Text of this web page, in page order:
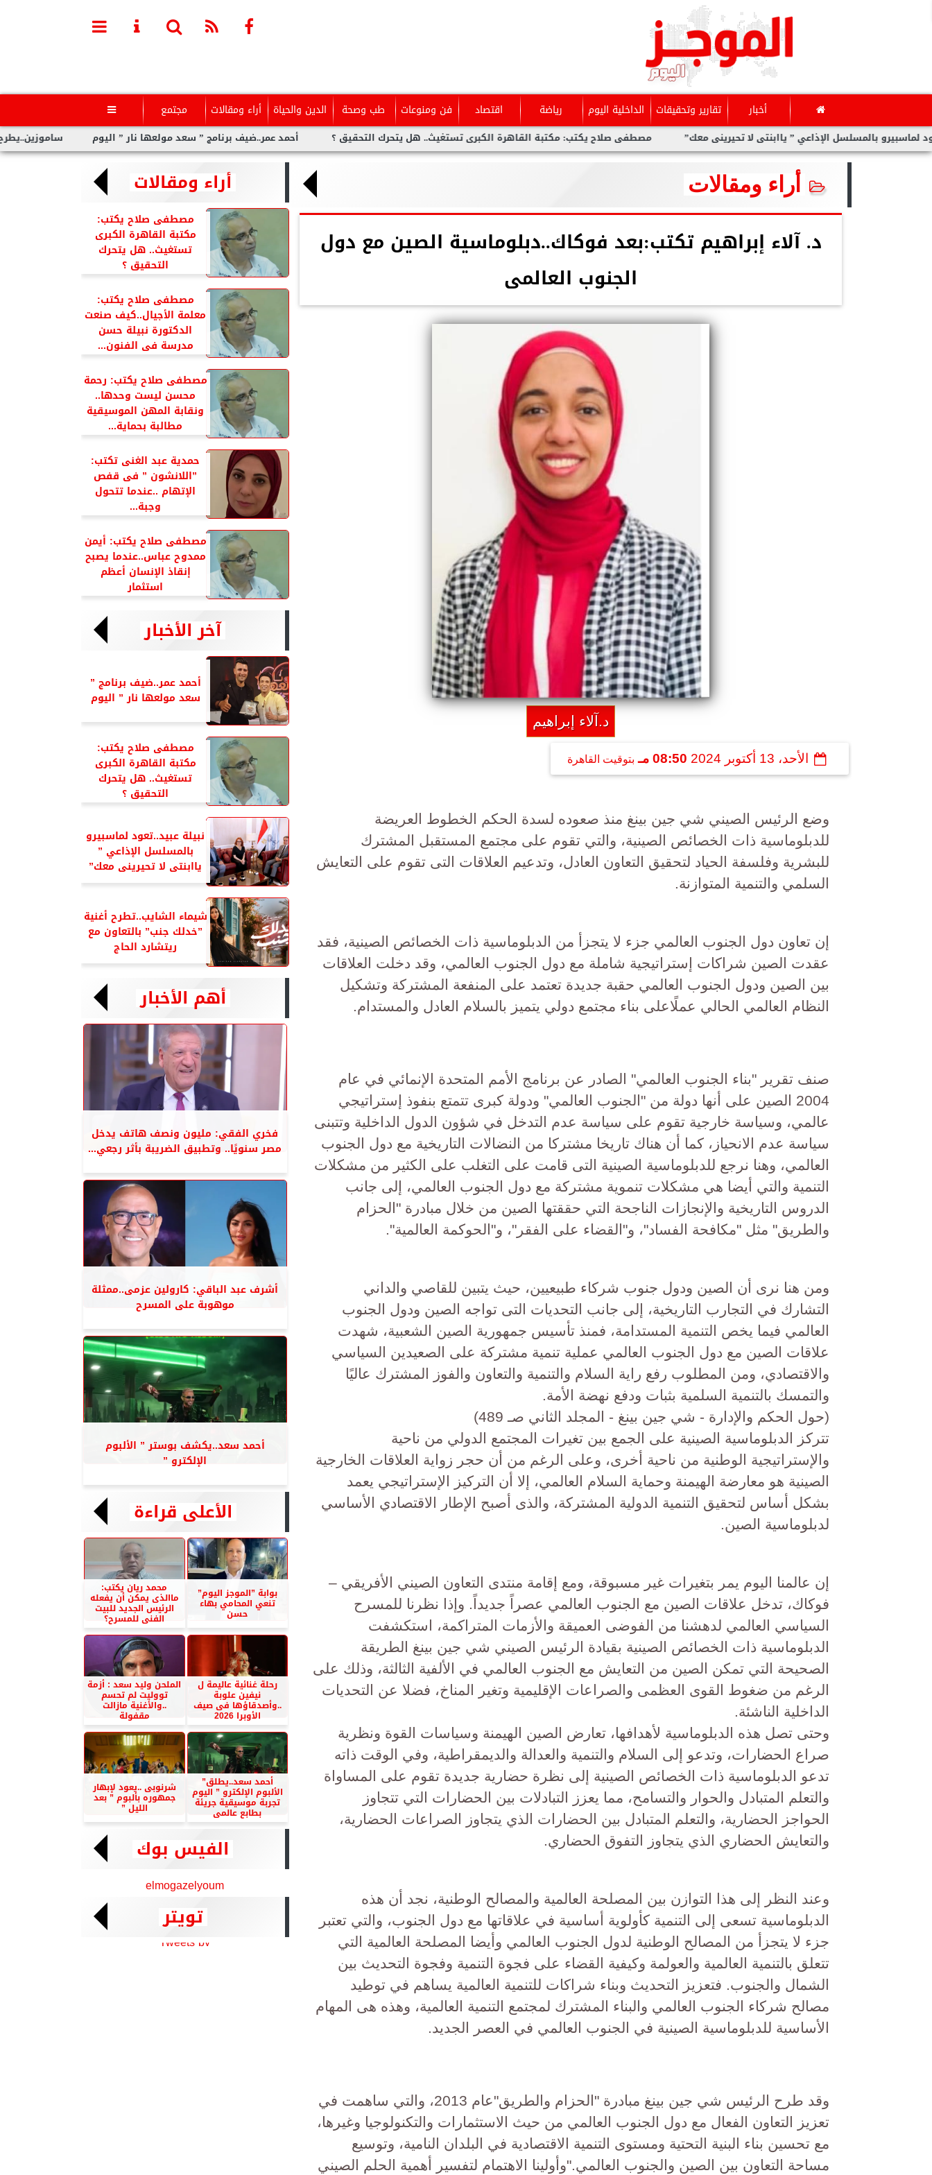
أخبار تقارير وتحقيقات الداخلية اليوم رياضة اقتصاد فن ومنوعات طب وصحة الدين والحياة أراء ومقالات مجتمع 
ساموزين..يطرح ” عيشنى” أحمد عمر..ضيف برنامج ” سعد مولعها نار ” اليوم مصطفى صلاح يكتب: مكتبة القاهرة الكبرى تستغيث.. هل يتحرك التحقيق ؟ بالمسلسل الإذاعي ” ياابنتى لا تحيرينى معك”
أراء ومقالات
د. آلاء إبراهيم تكتب:بعد فوكاك..دبلوماسية الصين مع دول
الجنوب العالمى
د.آلاء إبراهيم
الأحد، 13 أكتوبر 2024 08:50 مـ بتوقيت القاهرة
وضع الرئيس الصيني شي جين بينغ منذ صعوده لسدة الحكم الخطوط العريضة
للدبلوماسية ذات الخصائص الصينية، والتي تقوم على مجتمع المستقبل المشترك
للبشرية وفلسفة الحياد لتحقيق التعاون العادل، وتدعيم العلاقات التى تقوم على التعايش
السلمي والتنمية المتوازنة.
إن تعاون دول الجنوب العالمي جزء لا يتجزأ من الدبلوماسية ذات الخصائص الصينية، فقد
عقدت الصين شراكات إستراتيجية شاملة مع دول الجنوب العالمي، وقد دخلت العلاقات
بين الصين ودول الجنوب العالمي حقبة جديدة تعتمد على المنفعة المشتركة وتشكيل
النظام العالمي الحالي عملًاعلى بناء مجتمع دولي يتميز بالسلام العادل والمستدام.
صنف تقرير "بناء الجنوب العالمي" الصادر عن برنامج الأمم المتحدة الإنمائي في عام
2004 الصين على أنها دولة من "الجنوب العالمي" ودولة كبرى تتمتع بنفوذ إستراتيجي
عالمي، وسياسة خارجية تقوم على سياسة عدم التدخل في شؤون الدول الداخلية وتتبنى
سياسة عدم الانحياز، كما أن هناك تاريخا مشتركا من النضالات التاريخية مع دول الجنوب
العالمي، وهنا نرجع للدبلوماسية الصينية التى قامت على التغلب على الكثير من مشكلات
التنمية والتي أيضا هي مشكلات تنموية مشتركة مع دول الجنوب العالمي، إلى جانب
الدروس التاريخية والإنجازات الناجحة التي حققتها الصين من خلال مبادرة "الحزام
والطريق" مثل "مكافحة الفساد"، و"القضاء على الفقر"، و"الحوكمة العالمية".
ومن هنا نرى أن الصين ودول جنوب شركاء طبيعيين، حيث يتبين للقاصي والداني
التشارك في التجارب التاريخية، إلى جانب التحديات التى تواجه الصين ودول الجنوب
العالمي فيما يخص التنمية المستدامة، فمنذ تأسيس جمهورية الصين الشعبية، شهدت
علاقات الصين مع دول الجنوب العالمي عملية تنمية مشتركة على الصعيدين السياسي
والاقتصادي، ومن المطلوب رفع راية السلام والتنمية والتعاون والفوز المشترك عاليًا
والتمسك بالتنمية السلمية بثبات ودفع نهضة الأمة.
(حول الحكم والإدارة - شي جين بينغ - المجلد الثاني صـ 489)
تتركز الدبلوماسية الصينية على الجمع بين تغيرات المجتمع الدولي من ناحية
والإستراتيجية الوطنية من ناحية أخرى، وعلى الرغم من أن حجر زواية العلاقات الخارجية
الصينية هو معارضة الهيمنة وحماية السلام العالمي، إلا أن التركيز الإستراتيجي يعمد
بشكل أساس لتحقيق التنمية الدولية المشتركة، والذى أصبح الإطار الاقتصادي الأساسي
لدبلوماسية الصين.
إن عالمنا اليوم يمر بتغيرات غير مسبوقة، ومع إقامة منتدى التعاون الصيني الأفريقي –
فوكاك، تدخل علاقات الصين مع الجنوب العالمي عصراً جديداً. وإذا نظرنا للمسرح
السياسي العالمي لدهشنا من الفوضى العميقة والأزمات المتراكمة، استكشفت
الدبلوماسية ذات الخصائص الصينية بقيادة الرئيس الصيني شي جين بينغ الطريقة
الصحيحة التي تمكن الصين من التعايش مع الجنوب العالمي في الألفية الثالثة، وذلك على
الرغم من ضغوط القوى العظمى والصراعات الإقليمية وتغير المناخ، فضلا عن التحديات
الداخلية الناشئة.
وحتى تصل هذه الدبلوماسية لأهدافها، تعارض الصين الهيمنة وسياسات القوة ونظرية
صراع الحضارات، وتدعو إلى السلام والتنمية والعدالة والديمقراطية، وفي الوقت ذاته
تدعو الدبلوماسية ذات الخصائص الصينية إلى نظرة حضارية جديدة تقوم على المساواة
والتعلم المتبادل والحوار والتسامح، مما يعزز التبادلات بين الحضارات التي تتجاوز
الحواجز الحضارية، والتعلم المتبادل بين الحضارات الذي يتجاوز الصراعات الحضارية،
والتعايش الحضاري الذي يتجاوز التفوق الحضاري.
وعند النظر إلى هذا التوازن بين المصلحة العالمية والمصالح الوطنية، نجد أن هذه
الدبلوماسية تسعى إلى التنمية كأولوية أساسية في علاقاتها مع دول الجنوب، والتي تعتبر
جزء لا يتجزأ من المصالح الوطنية لدول الجنوب العالمي وأيضا المصلحة العالمية التي
تتعلق بالتنمية العالمية والعولمة وكيفية القضاء على فجوة التنمية وفجوة التحديث بين
الشمال والجنوب. فتعزيز التحديث وبناء شراكات للتنمية العالمية يساهم في توطيد
مصالح شركاء الجنوب العالمي والبناء المشترك لمجتمع التنمية العالمية، وهذه هى المهام
الأساسية للدبلوماسية الصينية في الجنوب العالمي في العصر الجديد.
وقد طرح الرئيس شي جين بينغ مبادرة "الحزام والطريق"عام 2013، والتي ساهمت في
تعزيز التعاون الفعال مع دول الجنوب العالمي من حيث الاستثمارات والتكنولوجيا وغيرها،
مع تحسين بناء البنية التحتية ومستوى التنمية الاقتصادية في البلدان النامية، وتوسيع
مساحة التعاون بين الصين والجنوب العالمي."وأولينا الاهتمام لتفسير أهمية الحلم الصيني
أراء ومقالات
مصطفى صلاح يكتب:
مكتبة القاهرة الكبرى
تستغيث.. هل يتحرك
التحقيق ؟
مصطفى صلاح يكتب:
معلمة الأجيال..كيف صنعت
الدكتورة نبيلة حسن
مدرسة فى الفنون...
مصطفى صلاح يكتب: رحمة
محسن ليست وحدها..
ونقابة المهن الموسيقية
مطالبة بحماية...
حمدية عبد الغنى تكتب:
”اللانشون ” فى قفص
الإتهام ..عندما تتحول
وجبة...
مصطفى صلاح يكتب: أيمن
ممدوح عباس..عندما يصبح
إنقاذ الإنسان أعظم
استثمار
آخر الأخبار
أحمد عمر..ضيف برنامج ”
سعد مولعها نار ” اليوم
مصطفى صلاح يكتب:
مكتبة القاهرة الكبرى
تستغيث.. هل يتحرك
التحقيق ؟
نبيلة عبيد..تعود لماسبيرو
بالمسلسل الإذاعي ”
ياابنتى لا تحيرينى معك”
شيماء الشايب..تطرح أغنية
”خدلك جنب” بالتعاون مع
ريتشارد الحاج
أهم الأخبار
فخري الفقي: مليون ونصف هاتف يدخل
مصر سنويًا.. وتطبيق الضريبة بأثر رجعي...
أشرف عبد الباقي: كارولين عزمى..ممثلة
موهوبة على المسرح
أحمد سعد..يكشف بوستر ” الألبوم
الإلكترو ”
الأعلى قراءة
بوابة ”الموجز اليوم”
تنعي المحامي بهاء
حسن
محمد ريان يكتب:
ماالذى يمكن أن يفعله
الرئيس الجديد للبيت
الفنى للمسرح؟
رحلة غنائية عاليمة ل
نيفين علوبة
..وأصدقاؤها فى صيف
الأوبرا 2026
الملحن وليد سعد : أزمة
تووليت لم تحسم
..والأغنية مازالت
مقفولة
أحمد سعد..يطلق”
الألبوم الإلكترو ” اليوم
تجربة موسيقية جريئة
بطابع عالمى
شرنوبى ..يعود لإبهار
جمهوره بألبوم ” بعد
الليل ”
الفيس بوك
elmogazelyoum
تويتر
Tweets by